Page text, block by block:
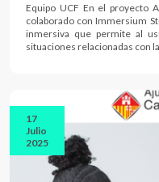
Equipo UCF En el proyecto
colaborado con Immersium
inmersiva que permite al
situaciones relacionadas con
17
Julio
2025